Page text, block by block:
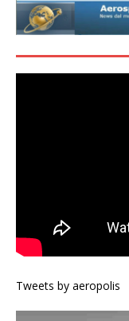
Tweets by aeropolis